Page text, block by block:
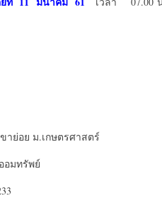
ย่อย ม.เกษตรศาสตร์
มทรัพย์